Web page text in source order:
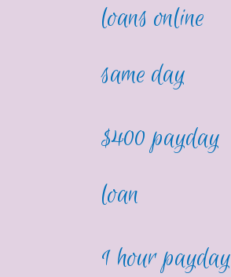
loans online
same day
$400 payday
loan
1 hour payday